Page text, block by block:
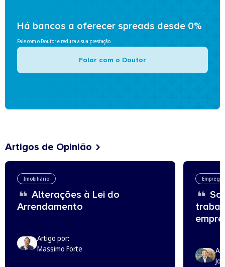
Há bancos a oferecer spreads desde 0%
Fale com o Doutor e reduza a sua prestação
Falar com o Doutor
Artigos de Opinião
Imobiliário
Alterações à Lei do
Arrendamento
Artigo por:
Massimo Forte
Emprego